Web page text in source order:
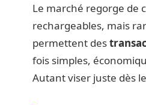
Le marché regorge de
rechargeables, mais
permettent des
fois simples,
Autant viser juste dès